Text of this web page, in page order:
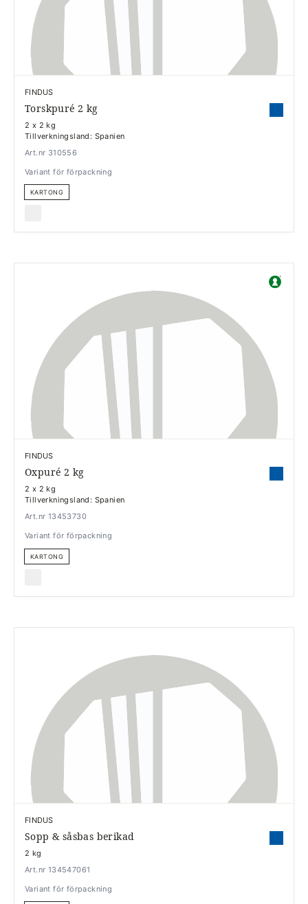
FINDUS
Torskpuré 2 kg
2 x 2 kg
Tillverkningsland: Spanien
Art.nr 310556
Variant för förpackning
KARTONG
FINDUS
Oxpuré 2 kg
2 x 2 kg
Tillverkningsland: Spanien
Art.nr 13453730
Variant för förpackning
KARTONG
FINDUS
Sopp & såsbas berikad
2 kg
Art.nr 134547061
Variant för förpackning